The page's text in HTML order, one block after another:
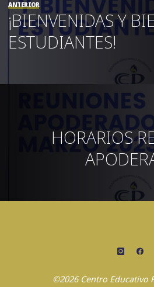
ANTERIOR
¡BIENVENIDAS Y
ESTUDIANTES!
HORARIOS
©2026 Centro Educativo